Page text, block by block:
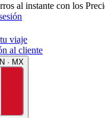
al instante con los
viaje
al cliente
· MX